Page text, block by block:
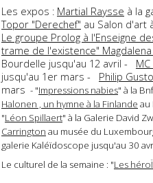
Les expos : Martial Raysse à la
Topor "Derechef" au Salon d'art
Le groupe Prolog à l'Enseigne
trame de l'existence"
Bourdelle jusqu'au 12 avril -
jusqu'au 1er mars - Philip
mars - "Impressions nabies" à la
Halonen , un hymne à la Finlande au
"Léon Spillaert" à la Galerie David
Carrington au musée du
galerie Kaléïdoscope jusqu'au 30
Le culturel de la semaine : "Les